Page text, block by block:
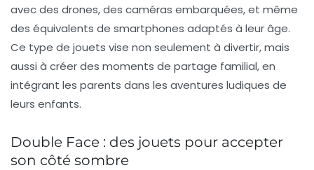
avec des drones, des caméras embarquées, et même
des équivalents de smartphones adaptés à leur âge.
Ce type de jouets vise non seulement à divertir, mais
aussi à créer des moments de partage familial, en
intégrant les parents dans les aventures ludiques de
leurs enfants.
Double Face : des jouets pour accepter
son côté sombre